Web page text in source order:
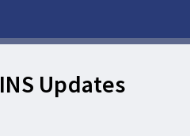
INS Updates